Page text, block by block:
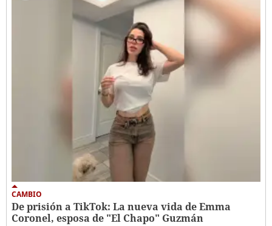
CAMBIO
De prisión a TikTok: La nueva vida de Emma
Coronel, esposa de "El Chapo" Guzmán